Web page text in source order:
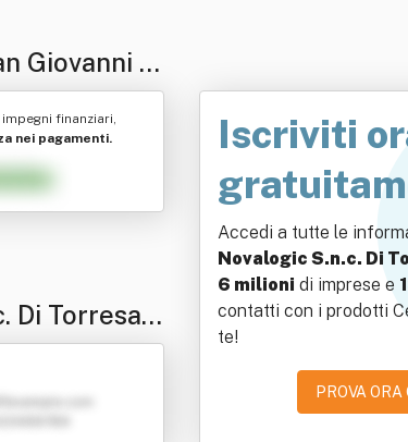
Giovanni &
finanziari,
nei pagamenti.
Di Torresan
Iscriviti
Accedi a tutte le
Novalogic S.n.c. Di
6 milioni di imprese e
contatti con i prodotti
te!
PROVA ORA